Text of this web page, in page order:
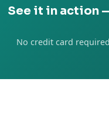
See it in action
No credit card